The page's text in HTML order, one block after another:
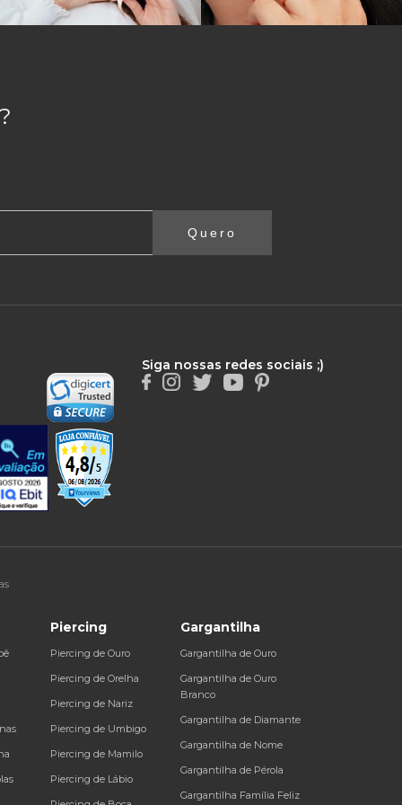
Quero
Siga nossas redes sociais ;)
Piercing
Piercing de Ouro
Piercing de Orelha
Piercing de Nariz
Piercing de Umbigo
Piercing de Mamilo
Piercing de Lábio
Gargantilha
Gargantilha de Ouro
Gargantilha de Ouro
Branco
Gargantilha de Diamante
Gargantilha de Nome
Gargantilha de Pérola
Gargantilha Família Feliz